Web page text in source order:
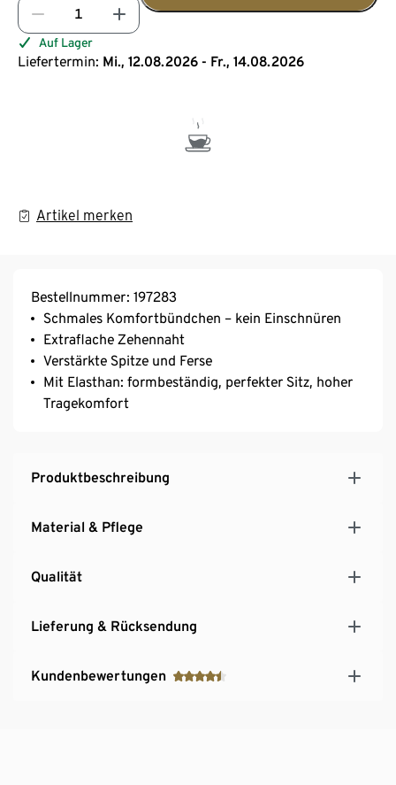
Auf Lager
Liefertermin: Mi., 12.08.2026 - Fr., 14.08.2026
Artikel merken
Bestellnummer: 197283
Schmales Komfortbündchen – kein Einschnüren
Extraflache Zehennaht
Verstärkte Spitze und Ferse
Mit Elasthan: formbeständig, perfekter Sitz, hoher
Tragekomfort
Produktbeschreibung
Material & Pflege
Qualität
Lieferung & Rücksendung
Kundenbewertungen